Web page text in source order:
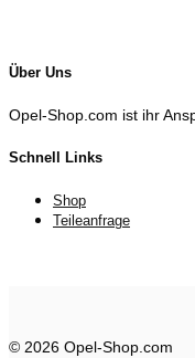
Über Uns
Opel-Shop.com ist ihr
Schnell Links
Shop
Teileanfrage
© 2026 Opel-Shop.com